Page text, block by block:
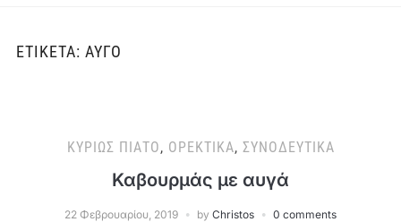
ΕΤΙΚΈΤΑ: ΑΥΓΌ
ΚΥΡΊΩΣ ΠΙΆΤΟ, ΟΡΕΚΤΙΚΆ, ΣΥΝΟΔΕΥΤΙΚΆ
Καβουρμάς με αυγά
22 Φεβρουαρίου, 2019 by Christos 0 comments